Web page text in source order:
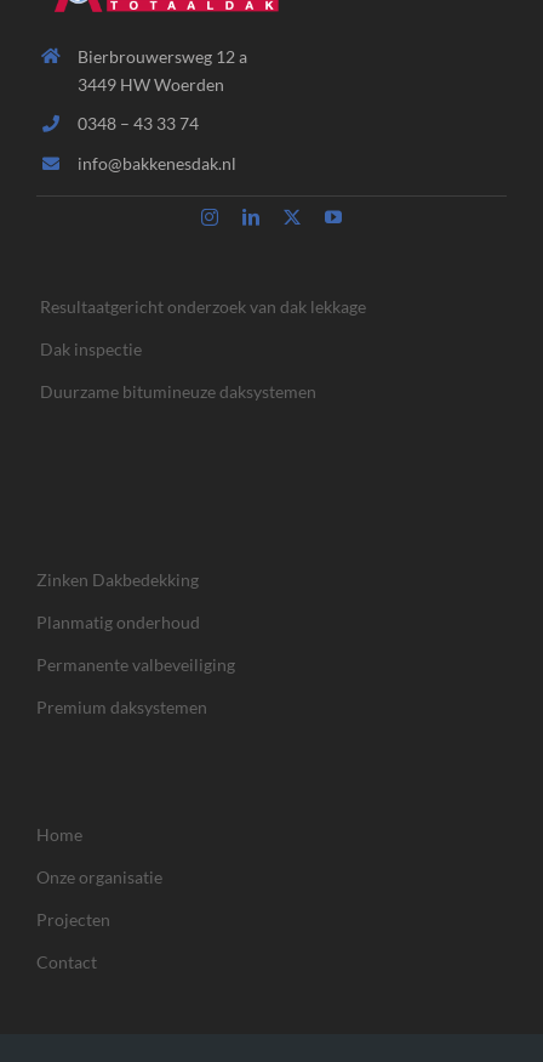
Bierbrouwersweg 12 a
3449 HW Woerden
0348 – 43 33 74
info@bakkenesdak.nl
Resultaatgericht onderzoek van dak lekkage
Dak inspectie
Duurzame bitumineuze daksystemen
Zinken Dakbedekking
Planmatig onderhoud
Permanente valbeveiliging
Premium daksystemen
Home
Onze organisatie
Projecten
Contact